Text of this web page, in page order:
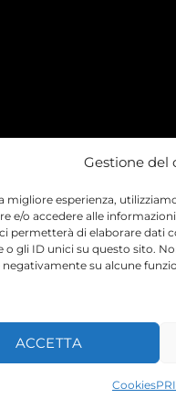
Gestione del
migliore esperienza,
e/o accedere alle
permetterà di elaborare dati
o gli ID unici su questo sito.
su alcune
ACCETTA
Cookies